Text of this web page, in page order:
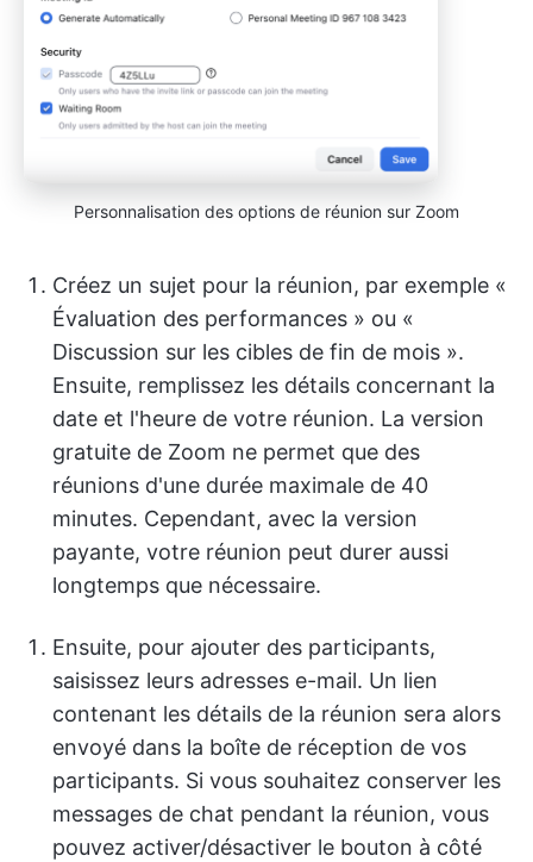
Personnalisation des options de réunion sur Zoom
Créez un sujet pour la réunion, par exemple «
Évaluation des performances » ou «
Discussion sur les cibles de fin de mois ».
Ensuite, remplissez les détails concernant la
date et l'heure de votre réunion. La version
gratuite de Zoom ne permet que des
réunions d'une durée maximale de 40
minutes. Cependant, avec la version
payante, votre réunion peut durer aussi
longtemps que nécessaire.
Ensuite, pour ajouter des participants,
saisissez leurs adresses e-mail. Un lien
contenant les détails de la réunion sera alors
envoyé dans la boîte de réception de vos
participants. Si vous souhaitez conserver les
messages de chat pendant la réunion, vous
pouvez activer/désactiver le bouton à côté